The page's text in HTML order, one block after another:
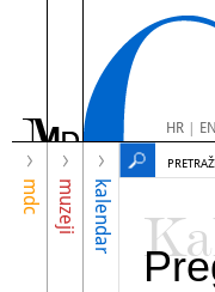
HR| EN
mdc muzeji kalendar